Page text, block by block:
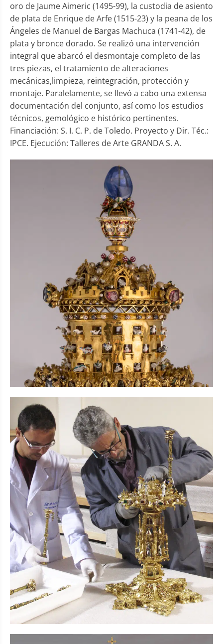
oro de Jaume Aimeric (1495-99), la custodia de asiento
de plata de Enrique de Arfe (1515-23) y la peana de los
Ángeles de Manuel de Bargas Machuca (1741-42), de
plata y bronce dorado. Se realizó una intervención
integral que abarcó el desmontaje completo de las
tres piezas, el tratamiento de alteraciones
mecánicas,limpieza, reintegración, protección y
montaje. Paralelamente, se llevó a cabo una extensa
documentación del conjunto, así como los estudios
técnicos, gemológico e histórico pertinentes.
Financiación: S. I. C. P. de Toledo. Proyecto y Dir. Téc.:
IPCE. Ejecución: Talleres de Arte GRANDA S. A.